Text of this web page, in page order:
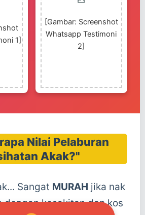
1]
[Gambar: Screenshot
Whatsapp Testimoni
2]
Nilai Pelaburan
Akak?"
Sangat MURAH jika nak
dengan kesakitan dan kos